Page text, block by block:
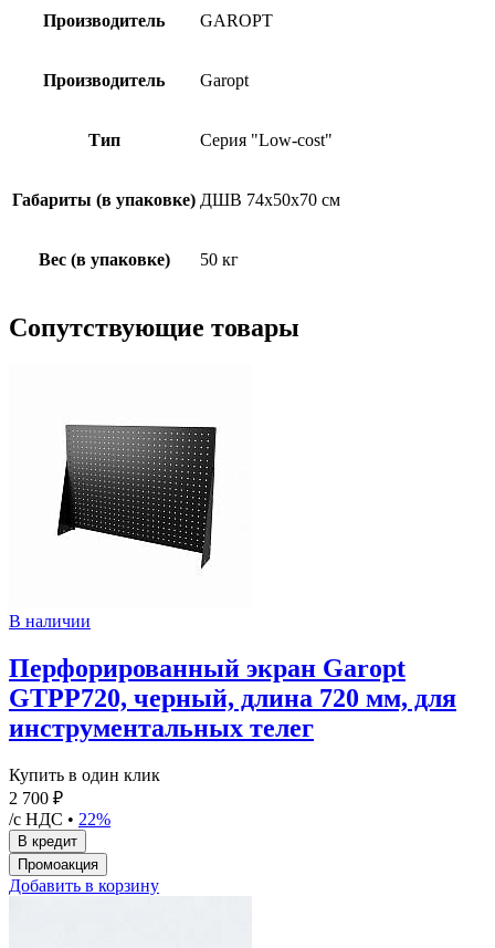
Производитель GAROPT
Производитель Garopt
Тип Серия "Low-cost"
Габариты (в упаковке) ДШВ 74х50х70 см
Вес (в упаковке) 50 кг
Сопутствующие товары
В наличии
Перфорированный экран Garopt
GTPP720, черный, длина 720 мм, для
инструментальных телег
Купить в один клик
2 700 ₽
/с НДС • 22%
Добавить в корзину